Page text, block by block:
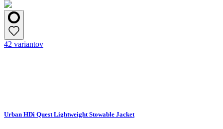
42 variantov
Urban HDi Quest Lightweight Stowable Jacket